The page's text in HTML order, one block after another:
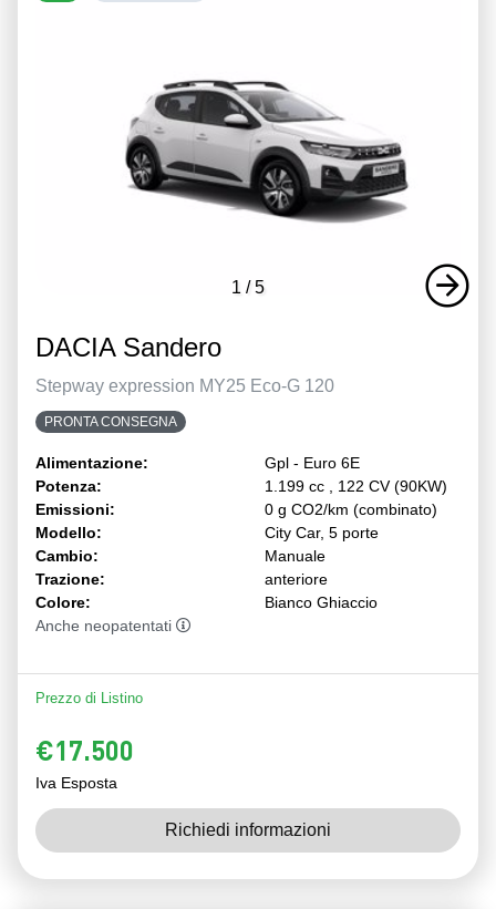
1 /5
DACIA Sandero
Stepway expression MY25 Eco-G 120
PRONTA CONSEGNA
Alimentazione:
Gpl - Euro 6E
Potenza:
1.199 cc , 122 CV (90KW)
Emissioni:
0 g CO2/km (combinato)
Modello:
City Car, 5 porte
Cambio:
Manuale
Trazione:
anteriore
Colore:
Bianco Ghiaccio
Anche neopatentati
Prezzo di Listino
€17.500
Iva Esposta
Richiedi informazioni